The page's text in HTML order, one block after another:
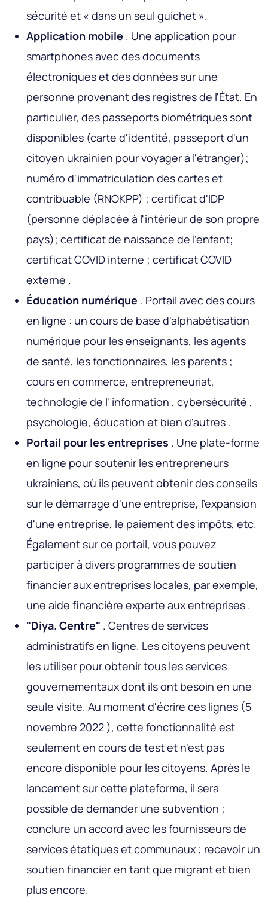
sécurité et « dans un seul guichet ».
Application mobile . Une application pour
smartphones avec des documents
électroniques et des données sur une
personne provenant des registres de l'État. En
particulier, des passeports biométriques sont
disponibles (carte d'identité, passeport d'un
citoyen ukrainien pour voyager à l'étranger);
numéro d'immatriculation des cartes et
contribuable (RNOKPP) ; certificat d'IDP
(personne déplacée à l'intérieur de son propre
pays); certificat de naissance de l'enfant;
certificat COVID interne ; certificat COVID
externe .
Éducation numérique . Portail avec des cours
en ligne : un cours de base d'alphabétisation
numérique pour les enseignants, les agents
de santé, les fonctionnaires, les parents ;
cours en commerce, entrepreneuriat,
technologie de l' information , cybersécurité ,
psychologie, éducation et bien d'autres .
Portail pour les entreprises . Une plate-forme
en ligne pour soutenir les entrepreneurs
ukrainiens, où ils peuvent obtenir des conseils
sur le démarrage d'une entreprise, l'expansion
d'une entreprise, le paiement des impôts, etc.
Également sur ce portail, vous pouvez
participer à divers programmes de soutien
financier aux entreprises locales, par exemple,
une aide financière experte aux entreprises .
"Diya. Centre" . Centres de services
administratifs en ligne. Les citoyens peuvent
les utiliser pour obtenir tous les services
gouvernementaux dont ils ont besoin en une
seule visite. Au moment d'écrire ces lignes (5
novembre 2022 ), cette fonctionnalité est
seulement en cours de test et n'est pas
encore disponible pour les citoyens. Après le
lancement sur cette plateforme, il sera
possible de demander une subvention ;
conclure un accord avec les fournisseurs de
services étatiques et communaux ; recevoir un
soutien financier en tant que migrant et bien
plus encore.